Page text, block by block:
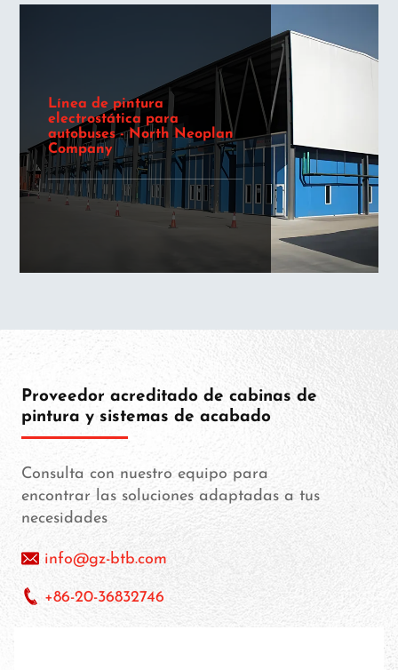
Línea de pintura
electrostática para
autobuses - North Neoplan
Company
Proveedor acreditado de cabinas de
pintura y sistemas de acabado
Consulta con nuestro equipo para
encontrar las soluciones adaptadas a tus
necesidades
info@gz-btb.com
+86-20-36832746